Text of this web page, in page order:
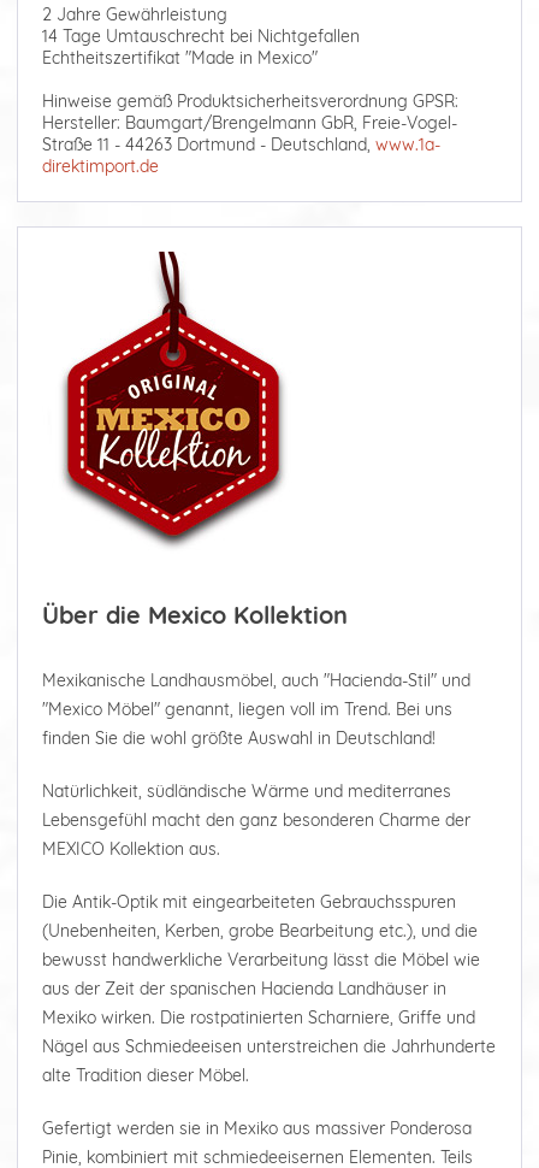
2 Jahre Gewährleistung
14 Tage Umtauschrecht bei Nichtgefallen
Echtheitszertifikat "Made in Mexico"
Hinweise gemäß Produktsicherheitsverordnung GPSR:
Hersteller: Baumgart/Brengelmann GbR, Freie-Vogel-
Straße 11 - 44263 Dortmund - Deutschland, www.1a-
direktimport.de
Über die Mexico Kollektion
Mexikanische Landhausmöbel, auch "Hacienda-Stil" und
"Mexico Möbel" genannt, liegen voll im Trend. Bei uns
finden Sie die wohl größte Auswahl in Deutschland!
Natürlichkeit, südländische Wärme und mediterranes
Lebensgefühl macht den ganz besonderen Charme der
MEXICO Kollektion aus.
Die Antik-Optik mit eingearbeiteten Gebrauchsspuren
(Unebenheiten, Kerben, grobe Bearbeitung etc.), und die
bewusst handwerkliche Verarbeitung lässt die Möbel wie
aus der Zeit der spanischen Hacienda Landhäuser in
Mexiko wirken. Die rostpatinierten Scharniere, Griffe und
Nägel aus Schmiedeeisen unterstreichen die Jahrhunderte
alte Tradition dieser Möbel.
Gefertigt werden sie in Mexiko aus massiver Ponderosa
Pinie, kombiniert mit schmiedeeisernen Elementen. Teils